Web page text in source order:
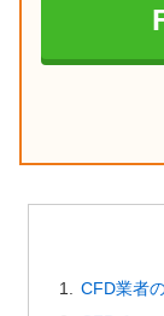
CFD業者